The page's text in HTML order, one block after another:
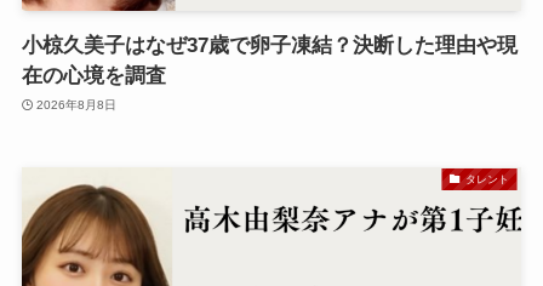
小椋久美子はなぜ37歳で卵子凍結？決断した理由や現
在の心境を調査
2026年8月8日
タレント